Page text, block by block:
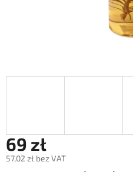
69 zł
57,02 zł bez VAT